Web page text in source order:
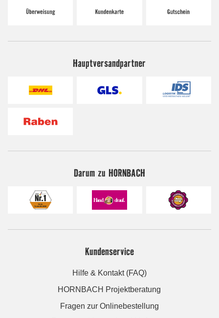
Hauptversandpartner
Darum zu HORNBACH
Kundenservice
Hilfe & Kontakt (FAQ)
HORNBACH Projektberatung
Fragen zur Onlinebestellung